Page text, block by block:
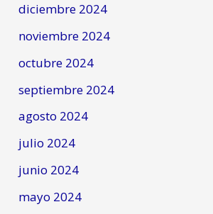
diciembre 2024
noviembre 2024
octubre 2024
septiembre 2024
agosto 2024
julio 2024
junio 2024
mayo 2024